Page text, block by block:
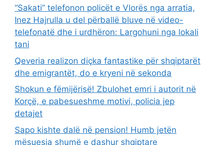
“Sakati” telefonon policët e Vlorës nga arratia,
Inez Hajrulla u del përballë bluve në video-
telefonatë dhe i urdhëron: Largohuni nga lokali
tani
Qeveria realizon diçka fantastike për shqiptarët
dhe emigrantët, do e kryeni në sekonda
Shokun e fëmijërisë! Zbulohet emri i autorit në
Korçë, e pabesueshme motivi, policia jep
detajet
Sapo kishte dalë në pension! Humb jetën
mësuesja shumë e dashur shqiptare